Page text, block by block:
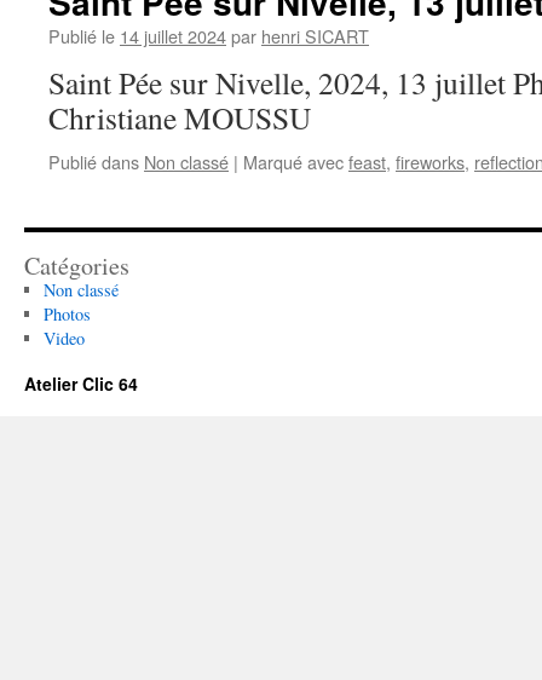
Publié le 14 juillet 2024par henri SICART
Saint Pée sur Nivelle, 2024, 13 juillet
Christiane MOUSSU
Publié dans Non classé | Marqué avecfeast, fireworks,
Catégories
Non classé
Photos
Video
Atelier Clic 64